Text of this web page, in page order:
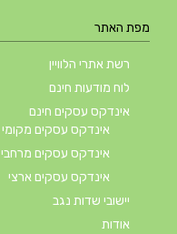
מפת האתר
רשת אתרי הלוויין
לוח מודעות חינם
אינדקס עסקים חינם
אינדקס עסקים מקומי
אינדקס עסקים מרחבי
אינדקס עסקים ארצי
יישובי שדות נגב
אודות